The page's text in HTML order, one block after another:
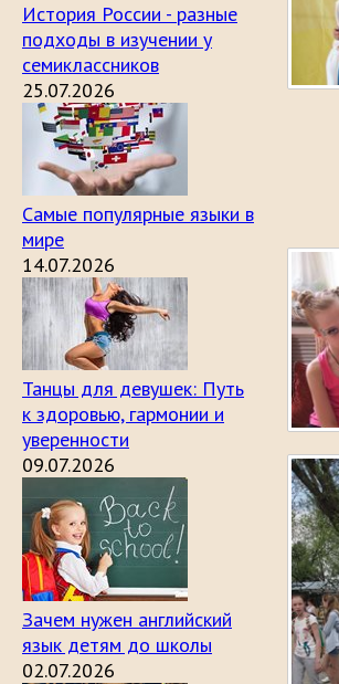
История России - разные
подходы в изучении у
семиклассников
25.07.2026
Самые популярные языки в
мире
14.07.2026
Танцы для девушек: Путь
к здоровью, гармонии и
уверенности
09.07.2026
Зачем нужен английский
язык детям до школы
02.07.2026